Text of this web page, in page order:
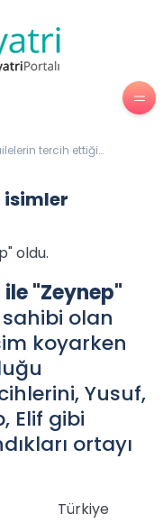
tercih ettiği
oldu.
"Zeynep"
olan
koyarken
Yusuf,
Elif gibi
ortayı
Türkiye